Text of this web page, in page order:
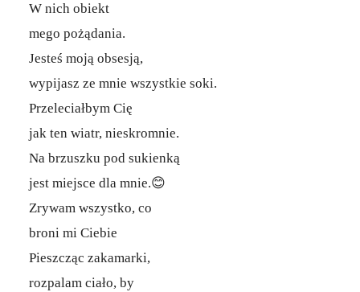
W nich obiekt
mego pożądania.
Jesteś moją obsesją,
wypijasz ze mnie wszystkie soki.
Przeleciałbym Cię
jak ten wiatr, nieskromnie.
Na brzuszku pod sukienką
jest miejsce dla mnie.😊
Zrywam wszystko, co
broni mi Ciebie
Pieszcząc zakamarki,
rozpalam ciało, by